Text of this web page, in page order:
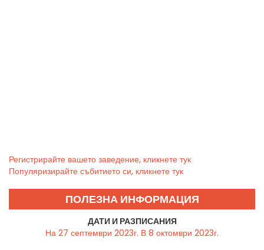
Регистрирайте вашето заведение, кликнете тук
Популяризирайте събитието си, кликнете тук
ПОЛЕЗНА ИНФОРМАЦИЯ
ДАТИ И РАЗПИСАНИЯ
На 27 септември 2023г. В 8 октомври 2023г.